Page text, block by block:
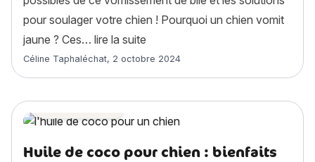
pour soulager votre chien ! Pourquoi un chien vomit
jaune ? Ces… lire la suite
Article rédigé par
Céline Taphaléchat, 2 octobre 2024
Huile de coco pour chien : bienfaits